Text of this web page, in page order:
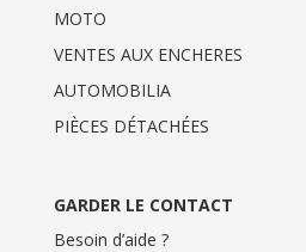
MOTO
VENTES AUX ENCHERES
AUTOMOBILIA
PIÈCES DÉTACHÉES
GARDER LE CONTACT
Besoin d’aide ?